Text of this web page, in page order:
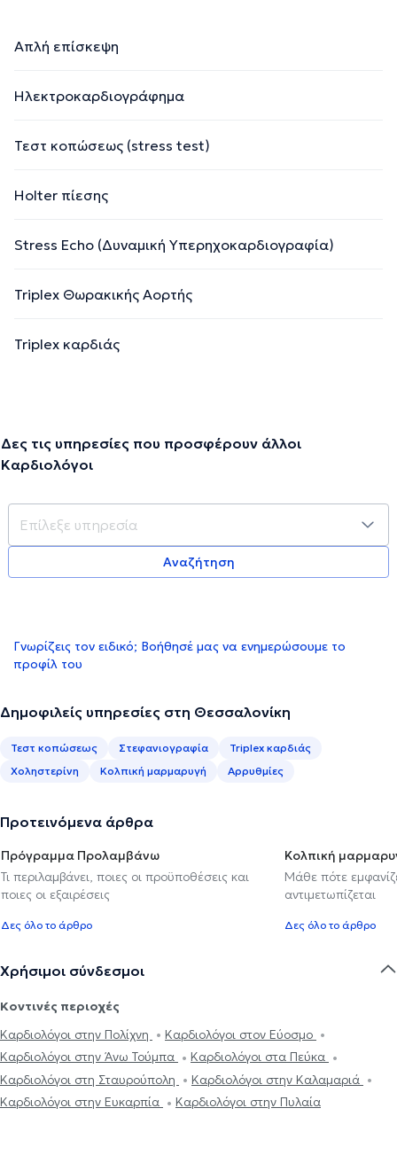
Απλή επίσκεψη
Ηλεκτροκαρδιογράφημα
Τεστ κοπώσεως (stress test)
Holter πίεσης
Stress Echo (Δυναμική Υπερηχοκαρδιογραφία)
Triplex Θωρακικής Αορτής
Triplex καρδιάς
Δες τις υπηρεσίες που προσφέρουν άλλοι
Καρδιολόγοι
Αναζήτηση
Γνωρίζεις τον ειδικό; Βοήθησέ μας να ενημερώσουμε το
προφίλ του
Δημοφιλείς υπηρεσίες στη Θεσσαλονίκη
Τεστ κοπώσεως Στεφανιογραφία
Triplex καρδιάς
Χοληστερίνη
Κολπική μαρμαρυγή Αρρυθμίες
Προτεινόμενα άρθρα
Πρόγραμμα Προλαμβάνω
Τι περιλαμβάνει, ποιες οι προϋποθέσεις και
ποιες οι εξαιρέσεις
Δες όλο το άρθρο
Κολπική
Μάθε πότε
αντιμετωπίζεται
Δες όλο το άρθρο
Χρήσιμοι σύνδεσμοι
Κοντινές περιοχές
Καρδιολόγοι στην Πολίχνη
Καρδιολόγοι στον Εύοσμο
Καρδιολόγοι στην Άνω Τούμπα
Καρδιολόγοι στα Πεύκα
Καρδιολόγοι στη Σταυρούπολη
Καρδιολόγοι στην Καλαμαριά
Καρδιολόγοι στην Ευκαρπία
Καρδιολόγοι στην Πυλαία